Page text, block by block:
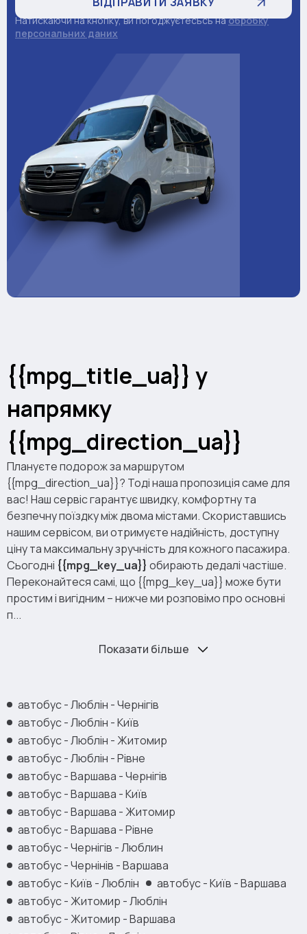
Натискаючи на кнопку, ви погоджуєтесьсь наобробку
персональних даних
{{mpg_title_ua}} у
напрямку
{{mpg_direction_ua}}
Плануєте подорож за маршрутом
{{mpg_direction_ua}}? Тоді наша пропозиція саме для
вас! Наш сервіс гарантує швидку, комфортну та
безпечну поїздку між двома містами. Скориставшись
нашим сервісом, ви отримуєте надійність, доступну
ціну та максимальну зручність для кожного пасажира.
Сьогодні {{mpg_key_ua}} обирають дедалі частіше.
Переконайтеся самі, що {{mpg_key_ua}} може бути
простим і вигідним – нижче ми розповімо про основні
п...
Показати більше
автобус - Люблін - Чернігів
автобус - Люблін - Київ
автобус - Люблін - Житомир
автобус - Люблін - Рівне
автобус - Варшава - Чернігів
автобус - Варшава - Київ
автобус - Варшава - Житомир
автобус - Варшава - Рівне
автобус - Чернігів - Люблин
автобус - Чернінів - Варшава
автобус - Київ - Люблін
автобус - Київ - Варшава
автобус - Житомир - Люблін
автобус - Житомир - Варшава